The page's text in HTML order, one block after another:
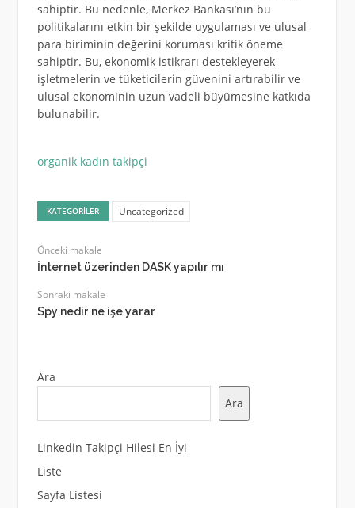
sahiptir. Bu nedenle, Merkez Bankası’nın bu
politikalarını etkin bir şekilde uygulaması ve ulusal
para biriminin değerini koruması kritik öneme
sahiptir. Bu, ekonomik istikrarı destekleyerek
işletmelerin ve tüketicilerin güvenini artırabilir ve
ulusal ekonominin uzun vadeli büyümesine katkıda
bulunabilir.
organik kadın takipçi
KATEGORILER Uncategorized
Önceki makale
İnternet üzerinden DASK yapılır mı
Sonraki makale
Spy nedir ne işe yarar
Ara
Ara
Linkedin Takipçi Hilesi En İyi
Liste
Sayfa Listesi